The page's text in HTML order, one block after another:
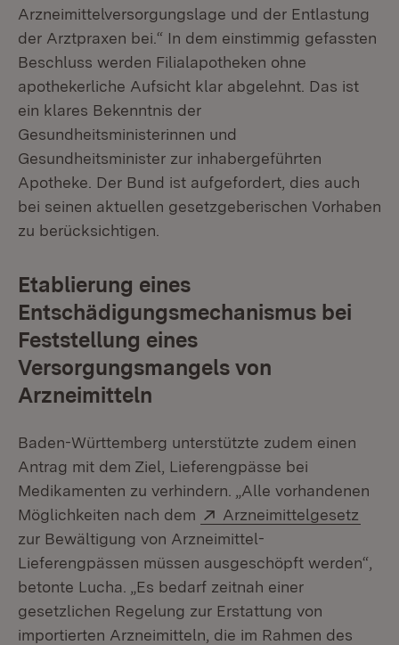
Arzneimittelversorgungslage und der Entlastung
der Arztpraxen bei.“ In dem einstimmig gefassten
Beschluss werden Filialapotheken ohne
apothekerliche Aufsicht klar abgelehnt. Das ist
ein klares Bekenntnis der
Gesundheitsministerinnen und
Gesundheitsminister zur inhabergeführten
Apotheke. Der Bund ist aufgefordert, dies auch
bei seinen aktuellen gesetzgeberischen Vorhaben
zu berücksichtigen.
Etablierung eines
Entschädigungsmechanismus bei
Feststellung eines
Versorgungsmangels von
Arzneimitteln
Baden-Württemberg unterstützte zudem einen
Antrag mit dem Ziel, Lieferengpässe bei
Medikamenten zu verhindern. „Alle vorhandenen
Möglichkeiten nach dem
Extern:
Arzneimittelgesetz
zur Bewältigung von Arzneimittel-
Lieferengpässen müssen ausgeschöpft werden“,
betonte Lucha. „Es bedarf zeitnah einer
gesetzlichen Regelung zur Erstattung von
importierten Arzneimitteln, die im Rahmen des